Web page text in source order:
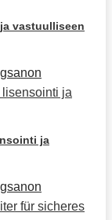
vastuulliseen
ja